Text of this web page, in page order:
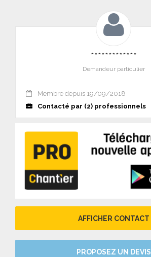
*************
Demandeur particulier
Membre depuis 19/09/2018
Contacté par (2) professionnels
AFFICHER CONTACT
PROPOSEZ UN DEVIS